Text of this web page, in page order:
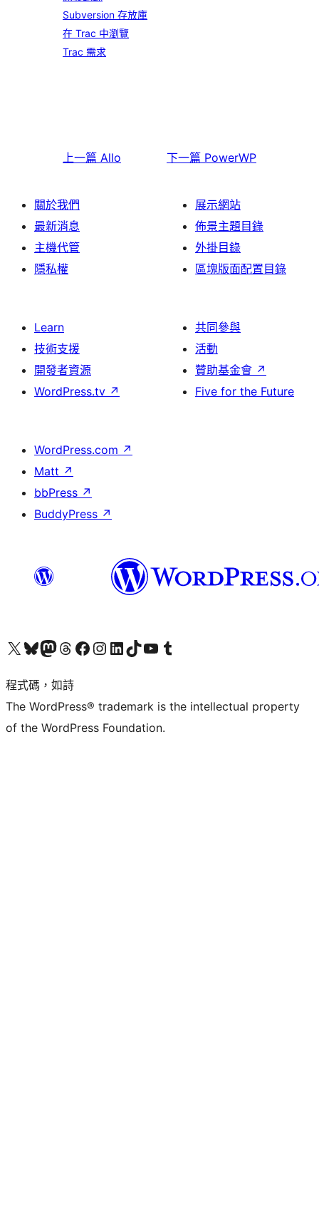
Subversion 存放庫
在 Trac 中瀏覽
Trac 需求
上一篇 Allo 下一篇 PowerWP
關於我們
最新消息
主機代管
隱私權
展示網站
佈景主題目錄
外掛目錄
區塊版面配置目錄
Learn
技術支援
開發者資源
WordPress.tv ↗
共同參與
活動
贊助基金會 ↗
Five for the Future
WordPress.com ↗
Matt ↗
bbPress ↗
BuddyPress ↗
查看我們的 X (之前的 Twitter) 帳號造訪我們的 Bluesky 帳號造訪我們的 Mastodon 帳號造訪我們的 Threads 帳號 造訪我們的 Facebook 粉絲專頁Visit our Instagram account
Visit our LinkedIn account
造訪我們的 TikTok 帳號Visit our YouTube channel
造訪我們的 Tumblr 帳號
程式碼，如詩
The WordPress® trademark is the intellectual property
of the WordPress Foundation.